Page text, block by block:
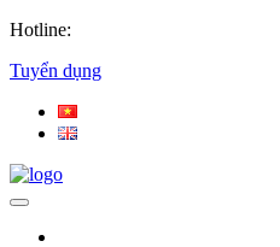
Hotline:
Tuyển dụng